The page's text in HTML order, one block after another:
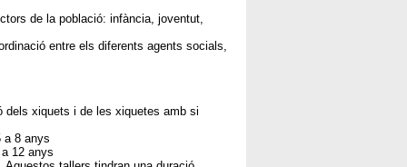
de la població: infància, joventut,
entre els diferents agents socials,
dels xiquets i de les xiquetes amb si
a 8 anys
12 anys